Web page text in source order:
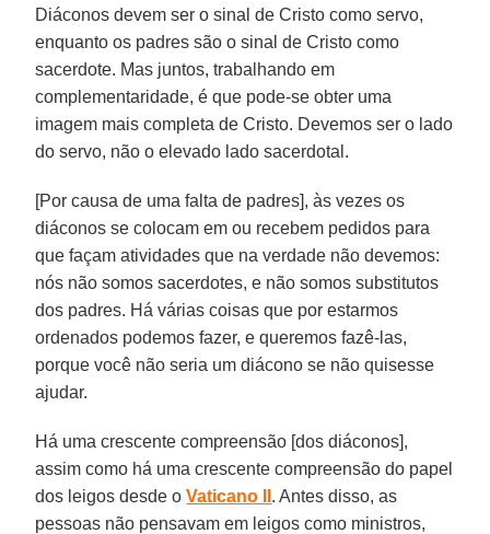
Diáconos devem ser o sinal de Cristo como servo,
enquanto os padres são o sinal de Cristo como
sacerdote. Mas juntos, trabalhando em
complementaridade, é que pode-se obter uma
imagem mais completa de Cristo. Devemos ser o lado
do servo, não o elevado lado sacerdotal.
[Por causa de uma falta de padres], às vezes os
diáconos se colocam em ou recebem pedidos para
que façam atividades que na verdade não devemos:
nós não somos sacerdotes, e não somos substitutos
dos padres. Há várias coisas que por estarmos
ordenados podemos fazer, e queremos fazê-las,
porque você não seria um diácono se não quisesse
ajudar.
Há uma crescente compreensão [dos diáconos],
assim como há uma crescente compreensão do papel
dos leigos desde oVaticano II . Antes disso, as
pessoas não pensavam em leigos como ministros,